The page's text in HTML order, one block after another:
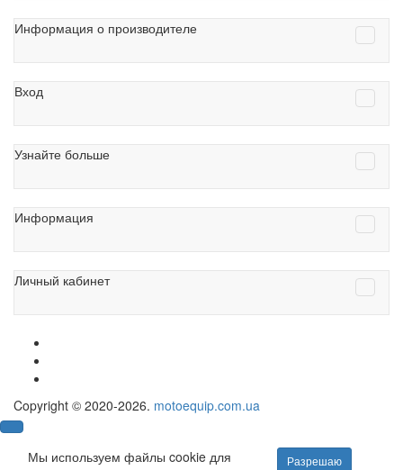
Информация о производителе
Вход
Узнайте больше
Информация
Личный кабинет
Copyright © 2020-2026. motoequip.com.ua
Мы используем файлы cookie для
Разрешаю